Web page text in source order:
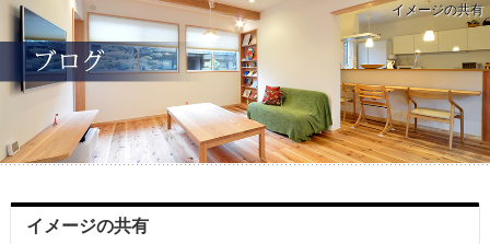
イメージの共有
イメージの共有